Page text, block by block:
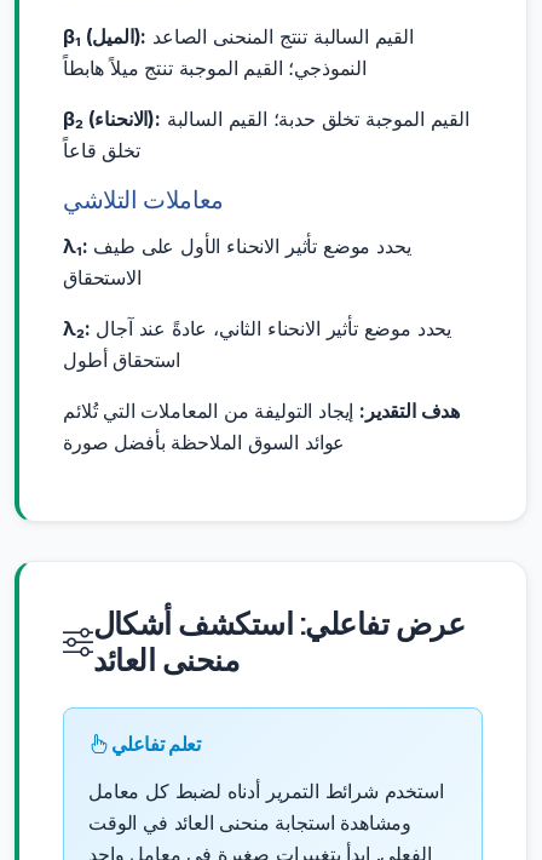
β₁ (الميل):
النموذجي؛ القيم الموجبة تنتج ميلاً هابطاً
β₂ (الانحناء):
تخلق قاعاً
معاملات التلاشي
λ₁:
الاستحقاق
λ₂:
استحقاق أطول
هدف التقدير: إيجاد التوليفة من المعاملات التي تُلائم
عوائد السوق الملاحظة بأفضل صورة
عرض تفاعلي: استكشف أشكال
منحنى العائد
تعلم تفاعلي
استخدم شرائط التمرير أدناه لضبط كل معامل
ومشاهدة استجابة منحنى العائد في الوقت
الفعلي. ابدأ بتغييرات صغيرة في معامل واحد